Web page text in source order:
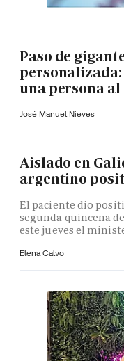
Paso de
personalizada:
una persona
José Manuel Nieves
Aislado en
argentino
El paciente dio
segunda quincena
este jueves el
Elena Calvo